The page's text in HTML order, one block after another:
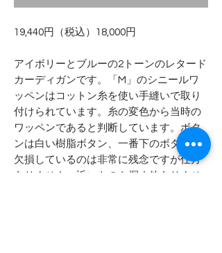
19,440円（税込）18,000円
アイボリーとブルーの2トーンのレタード
カーディガンです。「M」のシニールワ
ッペンはコットン糸を使い手縫いで取り
付けられています。糸の変色から当時の
ワッペンであると判断しています。ボタ
ンは白い樹脂ボタン、一番下のボタンが
欠損しているのは非常に残念ですが仕方
ありません。近いものを探す他ありませ